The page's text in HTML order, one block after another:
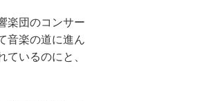
楽団のコンサー
音楽の道に進ん
いるのにと、